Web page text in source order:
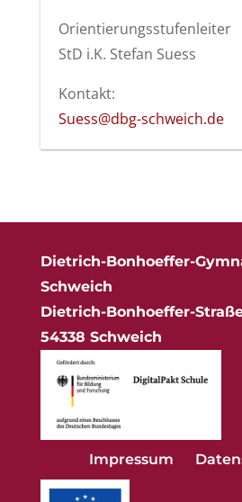
Orientierungsstufenleiter
StD i.K. Stefan Suess
Kontakt:
Suess@dbg-schweich.de
Dietrich-Bonhoeffer-
Schweich
Dietrich-Bonhoeffer-Straße
54338 Schweich
Impressum